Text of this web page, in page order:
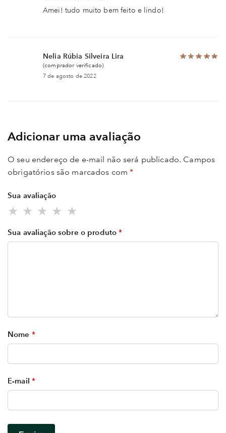
Amei! tudo muito bem feito e lindo!
Nelia Rúbia Silveira Lira
(comprador verificado)
7 de agosto de 2022
Adicionar uma avaliação
O seu endereço de e-mail não será publicado. Campos
obrigatórios são marcados com*
Sua avaliação
Sua avaliação sobre o produto*
Nome *
E-mail *